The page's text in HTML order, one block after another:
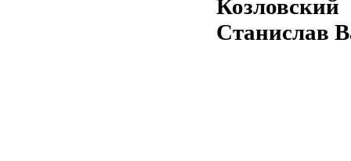
Козловский
Станислав